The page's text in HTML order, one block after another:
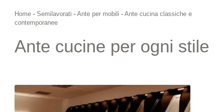
Home - Semilavorati - Ante per mobili - Ante cucina classiche e
contemporanee
Ante cucine per ogni stile